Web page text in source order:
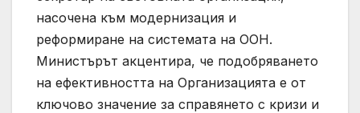
насочена към модернизация и
реформиране на системата на ООН.
Министърът акцентира, че подобряването
на ефективността на Организацията е от
ключово значение за справянето с кризи и